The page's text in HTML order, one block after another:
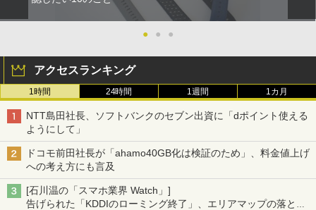
● ● ●
アクセスランキング
1時間 24時間 1週間 1カ月
NTT島田社長、ソフトバンクのセブン出資に「dポイント使える
ようにして」
ドコモ前田社長が「ahamo40GB化は検証のため」、料金値上げ
への考え方にも言及
[石川温の「スマホ業界 Watch」]
告げられた「KDDIのローミング終了」、エリアマップの落とし